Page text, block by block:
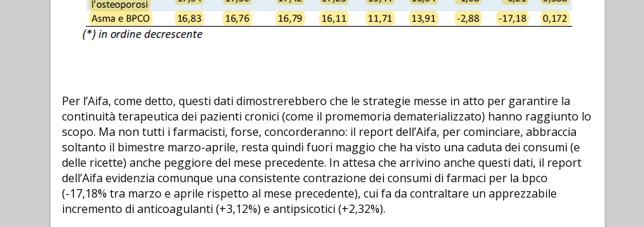
Per l’Aifa, come detto, questi dati dimostrerebbero che le strategie messe in atto per garantire la
continuità terapeutica dei pazienti cronici (come il promemoria dematerializzato) hanno raggiunto lo
scopo. Ma non tutti i farmacisti, forse, concorderanno: il report dell’Aifa, per cominciare, abbraccia
soltanto il bimestre marzo-aprile, resta quindi fuori maggio che ha visto una caduta dei consumi (e
delle ricette) anche peggiore del mese precedente. In attesa che arrivino anche questi dati, il report
dell’Aifa evidenzia comunque una consistente contrazione dei consumi di farmaci per la bpco
(-17,18% tra marzo e aprile rispetto al mese precedente), cui fa da contraltare un apprezzabile
incremento di anticoagulanti (+3,12%) e antipsicotici (+2,32%).